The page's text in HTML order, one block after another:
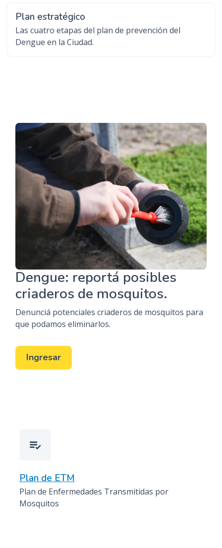
Plan estratégico
Las cuatro etapas del plan de prevención del
Dengue en la Ciudad.
Dengue: reportá posibles
criaderos de mosquitos.
Denunciá potenciales criaderos de mosquitos para
que podamos eliminarlos.
Ingresar
Plan de ETM
Plan de Enfermedades Transmitidas por
Mosquitos